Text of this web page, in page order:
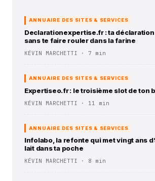
ANNUAIRE DES SITES & SERVICES
Declarationexpertise.fr : ta
sans te faire rouler dans la farine
KÉVIN MARCHETTI · 7 min
ANNUAIRE DES SITES & SERVICES
Expertiseo.fr : le troisième slot de ton
KÉVIN MARCHETTI · 11 min
ANNUAIRE DES SITES & SERVICES
Infolabo, la refonte qui met vingt ans
lait dans ta poche
KÉVIN MARCHETTI · 8 min